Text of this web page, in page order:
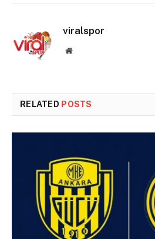
viralspor
Website
RELATED POSTS